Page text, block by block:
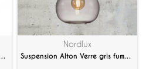
Verre gris fumé 23 cm
Nordlux
Suspension Alton Verre gris fumé 25 cm